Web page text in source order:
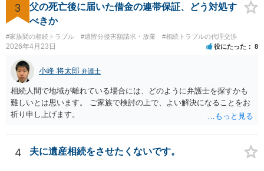
「面会に来てくれ」で、長男に聞くと「面会は出来ない。俺は携帯電
話の使い方を教える為に会っている」「母の話は聞かなくて良い」と
電話が切れました。その後の電話でも「食事に毒が入っている」「体
にチップが埋められている」等、おかしかったです。 当時の診療記
録、介護認定の資料、介護記録を取得して 弁護士に面談で相談された
方がよいと思います。
3
父の死亡後に届いた借金の連帯保証、どう対処す
べきか
#家族間の相続トラブル #遺留分侵害額請求・放棄 #相続トラブルの代理交渉
2026年4月23日 役にたった 8
小峰 将太郎 弁護士
相続人間で地域が離れている場合には、どのように弁護士を探すかも
難しいとは思います。 ご家族で検討の上で、よい解決になることをお
祈り申し上げます。
4 夫に遺産相続をさせたくないです。